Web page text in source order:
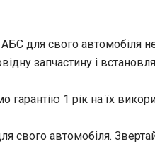
для свого автомобіля
запчастину і
1 рік на їх
свого автомобіля.